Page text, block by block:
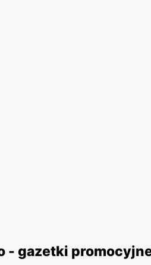
- gazetki